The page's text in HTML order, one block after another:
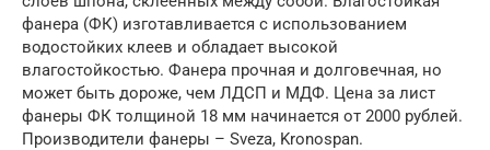
фанера (ФК) изготавливается с использованием
водостойких клеев и обладает высокой
влагостойкостью. Фанера прочная и долговечная, но
может быть дороже, чем ЛДСП и МДФ. Цена за лист
фанеры ФК толщиной 18 мм начинается от 2000 рублей.
Производители фанеры – Sveza, Kronospan.